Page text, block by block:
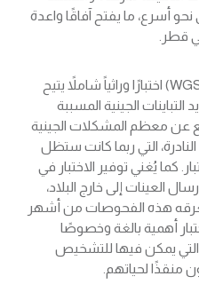
أسرع، ما يفتح آفاقًا واعدة
قطر.
ويُعتبر تسلسل الجينوم الكامل (WGS) اختبارًا وراثياً شاملاً يتيح
الجينية المسببة
عن معظم المشكلات الجينية
التي ربما كانت ستظل
كما يُغني توفير الاختبار في
العينات إلى خارج البلاد،
هذه الفحوصات من أشهر
أهمية بالغة وخصوصًا
يمكن فيها للتشخيص
منقذًا لحياتهم.